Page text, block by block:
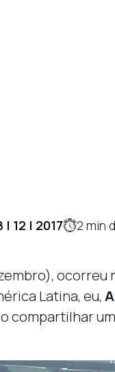
| 12 | 2017 2 min
ocorreu
Latina, eu,
compartilhar